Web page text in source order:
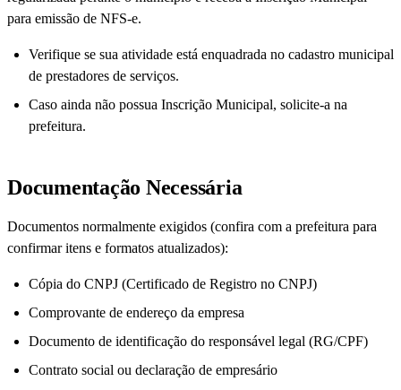
para emissão de NFS-e.
Verifique se sua atividade está enquadrada no cadastro municipal
de prestadores de serviços.
Caso ainda não possua Inscrição Municipal, solicite-a na
prefeitura.
Documentação Necessária
Documentos normalmente exigidos (confira com a prefeitura para
confirmar itens e formatos atualizados):
Cópia do CNPJ (Certificado de Registro no CNPJ)
Comprovante de endereço da empresa
Documento de identificação do responsável legal (RG/CPF)
Contrato social ou declaração de empresário